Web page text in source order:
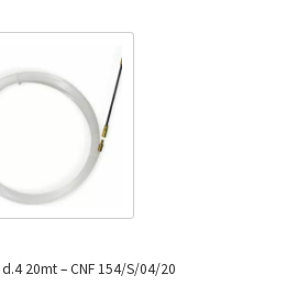
Sonda in Nylon d.4 20mt – CNF 154/S/04/20